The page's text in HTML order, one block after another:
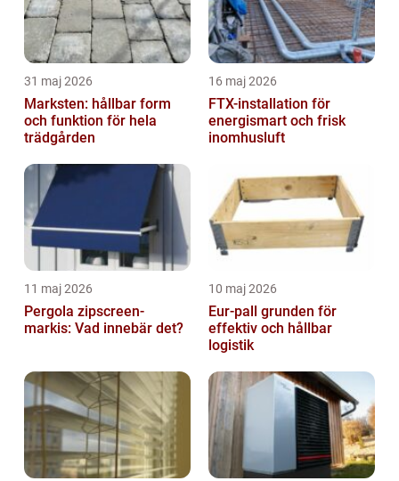
31 maj 2026
Marksten: hållbar form
och funktion för hela
trädgården
16 maj 2026
FTX-installation för
energismart och frisk
inomhusluft
11 maj 2026
Pergola zipscreen-
markis: Vad innebär det?
10 maj 2026
Eur-pall grunden för
effektiv och hållbar
logistik